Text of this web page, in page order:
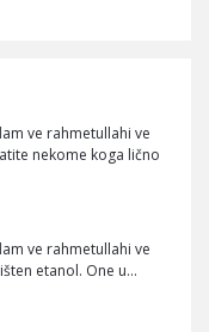
ve rahmetullahi ve
nekome koga lično
ve rahmetullahi ve
etanol. One u…